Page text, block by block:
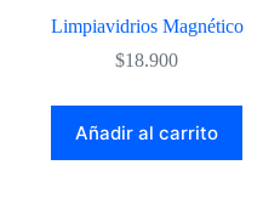
Limpiavidrios Magnético
$18.900
Añadir al carrito